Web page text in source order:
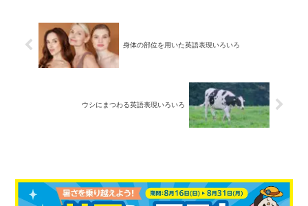
身体の部位を用いた英語表現いろいろ
ウシにまつわる英語表現いろいろ